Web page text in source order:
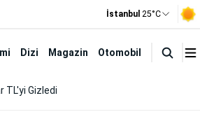
İstanbul 25°C
Dizi Magazin Otomobil
TL'yi Gizledi